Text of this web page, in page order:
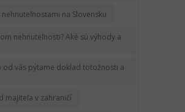
na Slovensku
nehnuteľnosti? Aké sú výhody a
od vás pýtame doklad totožnosti a
majiteľa v zahraničí